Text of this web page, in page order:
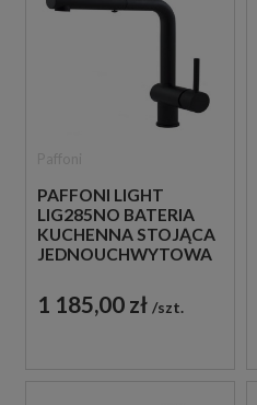
PAFFONI LIGHT
LIG285NO BATERIA
KUCHENNA STOJĄCA
JEDNOUCHWYTOWA
1 185,00 zł szt.